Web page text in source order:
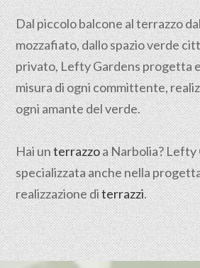
Dal piccolo balcone al terrazzo
mozzafiato, dallo spazio verde
privato, Lefty Gardens progetta
misura di ogni committente,
ogni amante del verde.
Hai unterrazzoa Narbolia? Lefty
specializzata anche nella
realizzazione diterrazzi.